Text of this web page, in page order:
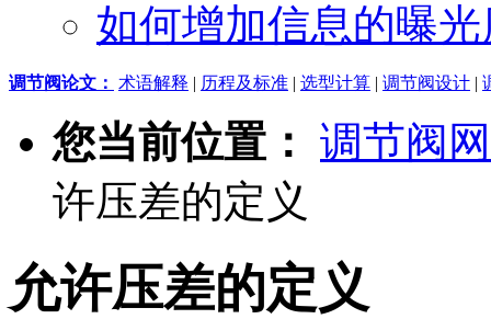
如何增加信息的曝
调节阀论文： 术语解释 | 历程及标准 | 选型计算 | 调节阀设计 |
您当前位置： 调节阀网
许压差的定义
允许压差的定义